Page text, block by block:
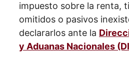
impuesto sobre la renta,
omitidos o pasivos
declararlos ante la
y Aduanas Nacionales